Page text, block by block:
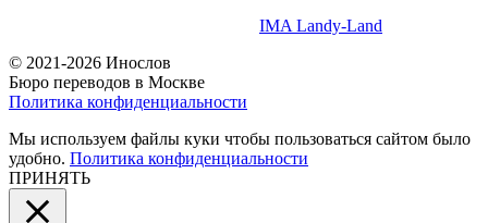
IMA Landy-Land
© 2021-2026 Инослов
Бюро переводов в Москве
Политика конфиденциальности
Мы используем файлы куки чтобы пользоваться сайтом было
удобно. Политика конфиденциальности
ПРИНЯТЬ